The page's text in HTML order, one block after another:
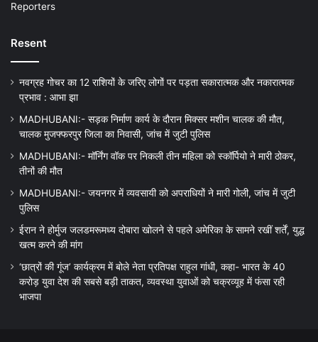
Reporters
Resent
नवग्रह गोचर का 12 राशियों के जरिए लोगों पर पड़ता सकारात्मक और नकारात्मक
प्रभाव : आभा झा
MADHUBANI:- सड़क निर्माण कार्य के दौरान मिक्सर मशीन चालक की मौत,
चालक मुजफ्फरपुर जिला का निवासी, जांच में जुटी पुलिस
MADHUBANI:- मॉर्निंग वॉक पर निकली तीन महिला को स्कॉर्पियो ने मारी ठोकर,
तीनों की मौत
MADHUBANI:- जयनगर में व्यवसायी को अपराधियों ने मारी गोली, जांच में जुटी
पुलिस
ईरान ने होर्मुज जलडमरूमध्य दोबारा खोलने से पहले अमेरिका के सामने रखीं शर्तें, युद्ध
खत्म करने की मांग
‘छात्रों की गूंज’ कार्यक्रम में बोले नेता प्रतिपक्ष राहुल गांधी, कहा- भारत के 40
करोड़ युवा देश की सबसे बड़ी ताकत, व्यवस्था युवाओं को चक्रव्यूह में फंसा रही
भाजपा